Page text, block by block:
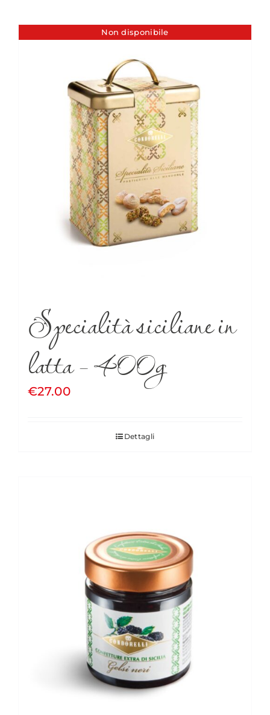
Non disponibile
Specialità siciliane in
latta – 400g
€27.00
Dettagli